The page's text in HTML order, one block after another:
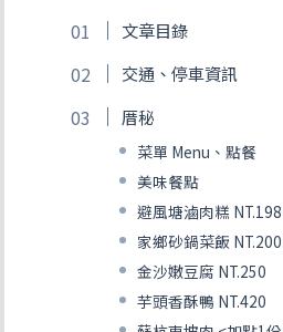
文章目錄
交通、停車資訊
厝秘
菜單 Menu、點餐
美味餐點
避風塘滷肉糕
家鄉砂鍋菜飯 NT.200
金沙嫩豆腐 NT.250
芋頭香酥鴨 NT.420